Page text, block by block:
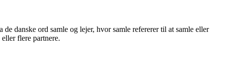
danske ord samle og lejer, hvor samle refererer til at samle eller
flere partnere.